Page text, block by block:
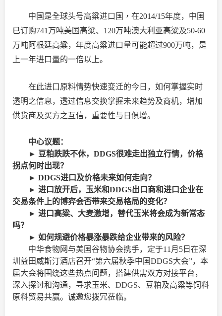
中国是全球头号高粱进口国，在2014/15年度，中国
已订购741万吨美国高粱、 120万吨澳大利亚高粱及50-60
万吨阿根廷高粱，年度高粱进口量可能超过900万吨，是
上一年进口量的一倍以上。
在此进口原料情势快速变迁的今日，如何掌握实时
透明之信息，透过信息交换掌握未来趋势及商机，增加
供货商及买方之互信，重要性与日俱增。
中心议题：
► 豆粕跌跌不休，DDGS很难走出独立行情，价格
拐点何时出现？
►DDGS进口及价格未来如何走向？
►进口放开后，玉米和DDGS出口商和进口企业在
交易条件上的博弈会否带来交易格局的变化？
► 进口 高粱、大麦激增，替代玉米将会成为新常态
吗？
►如何规避价格暴涨暴跌给企业带来的风险？
中华食物网与美国谷物协会携手，定于11月 5 日在深
圳益田威斯汀酒店召开“第六届秋季中国DDGS大会”，本
届大会将围绕这些热点问题，搭建供需双方对接平台，
深入探讨和沟通，寻求玉米、 DDGS、豆粕及高粱等饲料
原料贸易共赢。诚邀您拨冗莅临。